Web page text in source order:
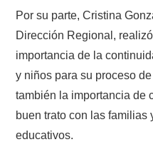
Por su parte, Cristina
Dirección Regional,
importancia de la
y niños para su proceso
también la importancia de
buen trato con las
educativos.